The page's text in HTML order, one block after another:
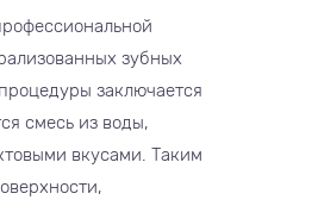
зубных
заключается
смесь из воды,
вкусами. Таким